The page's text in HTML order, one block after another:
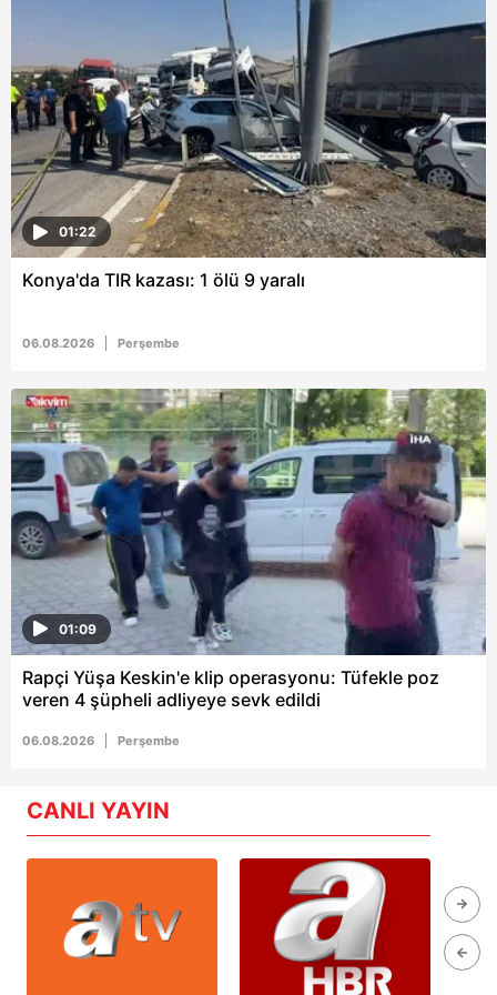
6698 sayılı Kişisel Verilerin Korunması Kanunu uyarınca
hazırlanmış Aydınlatma Metnimizi okumak ve sitemizde
ilgili mevzuata uygun olarak kullanılan çerezlerle ilgili bilgi
almak için lütfentıklayınız.
01:22
Konya'da TIR kazası: 1 ölü 9 yaralı
06.08.2026 Perşembe
01:09
Rapçi Yüşa Keskin'e klip operasyonu: Tüfekle poz
veren 4 şüpheli adliyeye sevk edildi
06.08.2026 Perşembe
CANLI YAYIN